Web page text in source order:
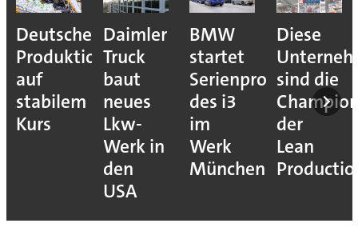
Deutsche
Produktion
auf
stabilem
Kurs
Daimler
Truck
baut
neues
Lkw-
Werk in
den
USA
BMW
startet
Serienproduktion
des i3
im
Werk
München
Diese
sind die
der
Lean